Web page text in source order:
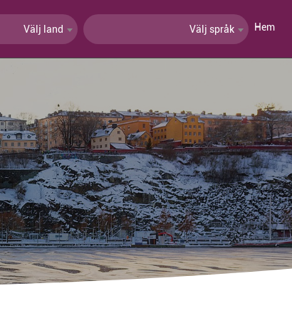
Välj land Välj språk Hem